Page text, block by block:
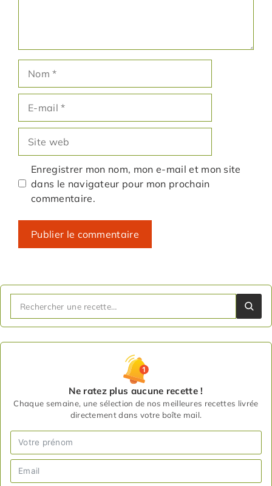
mail
web
Enregistrer mon nom, mon e-mail et mon site
dans le navigateur pour mon prochain
commentaire.
Ne ratez plus aucune recette !
Chaque semaine, une sélection de nos meilleures recettes livrée
directement dans votre boîte mail.